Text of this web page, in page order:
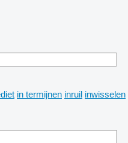
in termijnen inruil inwisselen